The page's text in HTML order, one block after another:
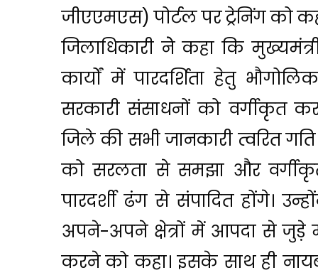
जीएएमएस) पोर्टल पर ट्रेनिंग को
जिलाधिकारी नेे कहा कि
कार्यों में पारदर्शिता हेतु
सरकारी संसाधनों को वर्गीकृत
जिले की सभी जानकारी त्वरित
को सरलता से समझा और
पारदर्शी ढंग से संपादित होंगे।
अपने-अपने क्षेत्रों में आपदा से जुड़े
करने को कहा। इसके साथ ही